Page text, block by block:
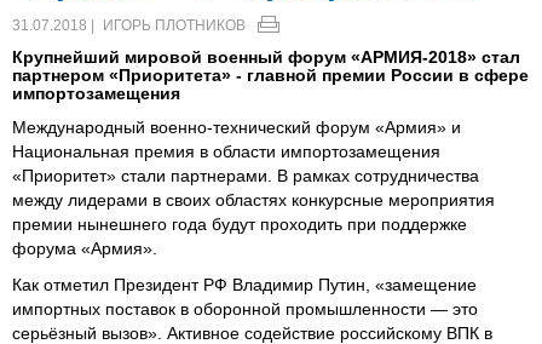
31.07.2018 | ИГОРЬ ПЛОТНИКОВ
Крупнейший мировой военный форум «АРМИЯ-2018» стал
партнером «Приоритета» - главной премии России в сфере
импортозамещения
Международный военно-технический форум «Армия» и
Национальная премия в области импортозамещения
«Приоритет» стали партнерами. В рамках сотрудничества
между лидерами в своих областях конкурсные мероприятия
премии нынешнего года будут проходить при поддержке
форума «Армия».
Как отметил Президент РФ Владимир Путин, «замещение
импортных поставок в оборонной промышленности — это
серьёзный вызов». Активное содействие российскому ВПК в